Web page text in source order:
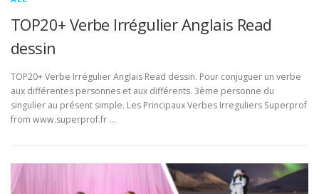
TOP20+ Verbe Irrégulier Anglais Read
dessin
TOP20+ Verbe Irrégulier Anglais Read dessin. Pour conjuguer un verbe
aux différentes personnes et aux différents. 3ème personne du
singulier au présent simple. Les Principaux Verbes Irreguliers Superprof
from www.superprof.fr …